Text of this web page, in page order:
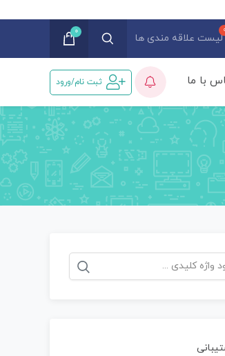
لیست علاقه مندی ها
0
با ما ثبت نام/ورود